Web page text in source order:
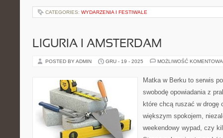
CATEGORIES: WYDARZENIA I FESTIWALE
LIGURIA I AMSTERDAM
POSTED BY ADMIN GRU - 19 - 2025 MOŻLIWOŚĆ
Matka w Berku to serwis
swobodę opowiadania z
które chcą ruszać w drogę
większym spokojem,
weekendowy wypad, czy